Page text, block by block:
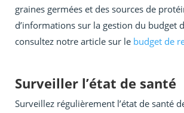
graines germées et des sources de
d’informations sur la gestion du budget
consultez notre article sur le budget de
Surveiller l’état de santé
Surveillez régulièrement l’état de santé